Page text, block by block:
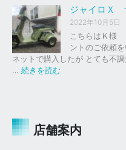
ま
し
た
。
ー
ザ
ク
仕
様
ア
ボ
ッ
ク
ス
ジャイロＸ
2022年10月5日
こちらはＫ様
ントのご依頼
ネットで購入したが とても不
… 続きを読む
Ｘ
店舗案内